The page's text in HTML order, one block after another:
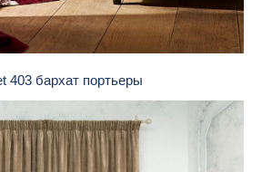
403 бархат портьеры